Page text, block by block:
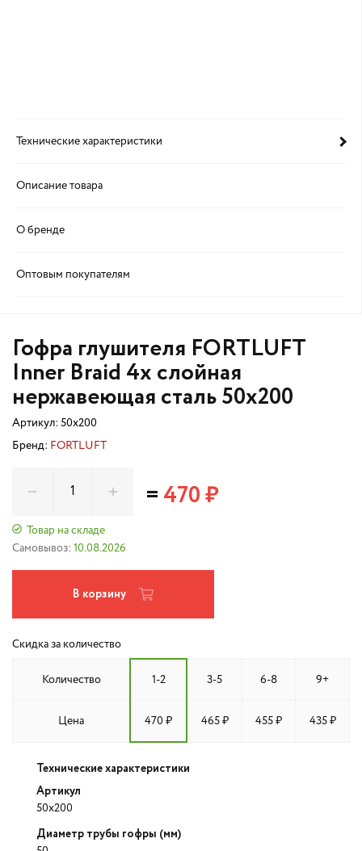
Технические характеристики
Описание товара
О бренде
Оптовым покупателям
Гофра глушителя FORTLUFT
Inner Braid 4х слойная
нержавеющая сталь 50x200
Артикул: 50x200
Бренд: FORTLUFT
Товар на складе
Самовывоз: 10.08.2026
=470 ₽
В корзину
Скидка за количество
Количество 1-2 3-5 6-8 9+
Цена 470 ₽ 465 ₽ 455 ₽ 435 ₽
Технические характеристики
Артикул
50x200
Диаметр трубы гофры (мм)